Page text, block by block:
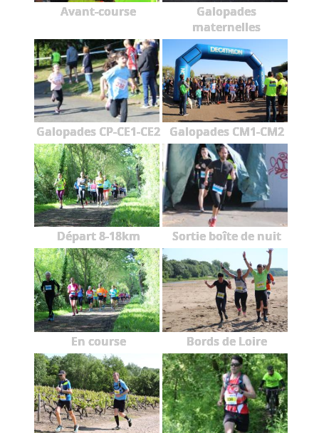
Avant-course
Galopades
maternelles
Galopades CP-CE1-CE2 Galopades CM1-CM2
Départ 8-18km Sortie boîte de nuit
En course Bords de Loire